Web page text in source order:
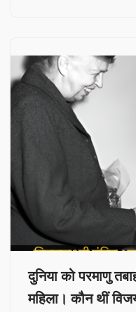
दुनिया को परमाणु
महिला। कौन थीं